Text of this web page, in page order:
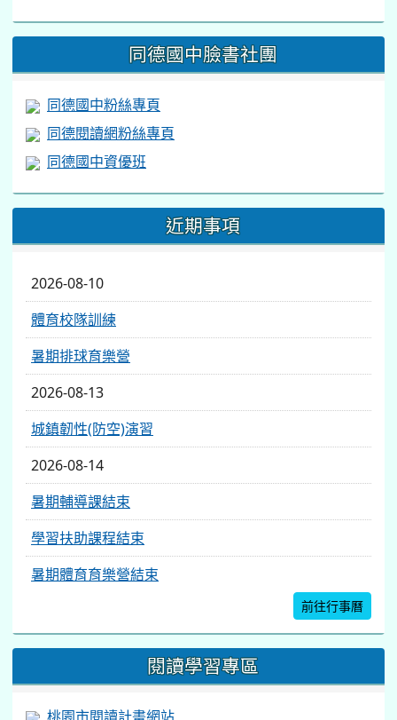
https://www.facebook.com/share/v/1BsLSkstia/
同德國中臉書社團
同德國中粉絲專頁
同德閱讀網粉絲專頁
同德國中資優班
近期事項
2026-08-10
體育校隊訓練
暑期排球育樂營
2026-08-13
城鎮韌性(防空)演習
2026-08-14
暑期輔導課結束
學習扶助課程結束
暑期體育育樂營結束
前往行事曆
閱讀學習專區